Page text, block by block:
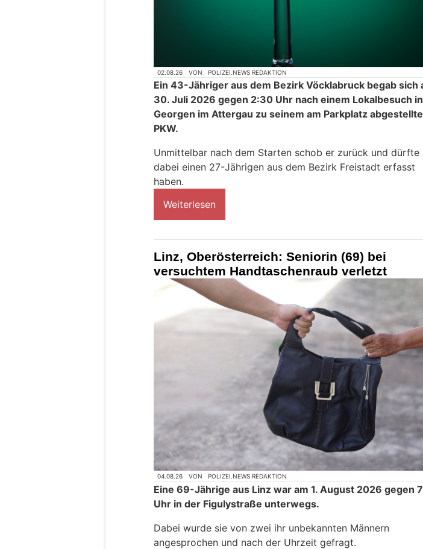
02.08.26 VON POLIZEI.NEWS REDAKTION
Ein 43-Jähriger aus dem Bezirk Vöcklabruck begab sich
30. Juli 2026 gegen 2:30 Uhr nach einem Lokalbesuch
Georgen im Attergau zu seinem am Parkplatz
PKW.
Unmittelbar nach dem Starten schob er zurück und dürfte
dabei einen 27-Jährigen aus dem Bezirk Freistadt erfasst
haben.
Weiterlesen
Linz, Oberösterreich: Seniorin (69) bei
versuchtem Handtaschenraub verletzt
04.08.26 VON POLIZEI.NEWS REDAKTION
Eine 69-Jährige aus Linz war am 1. August 2026 gegen
Uhr in der Figulystraße unterwegs.
Dabei wurde sie von zwei ihr unbekannten Männern
angesprochen und nach der Uhrzeit gefragt.